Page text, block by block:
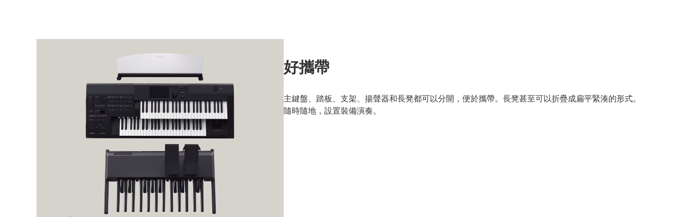
好攜帶
主鍵盤、踏板、支架、揚聲器和長凳都可以分開，便於攜帶。長凳甚至可以折疊成扁平緊湊的形式。
隨時隨地，設置裝備演奏。